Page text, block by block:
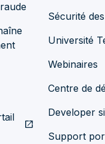
open_in_new
Sécurité
Université
Webinaires
Centre de
Developer
Support